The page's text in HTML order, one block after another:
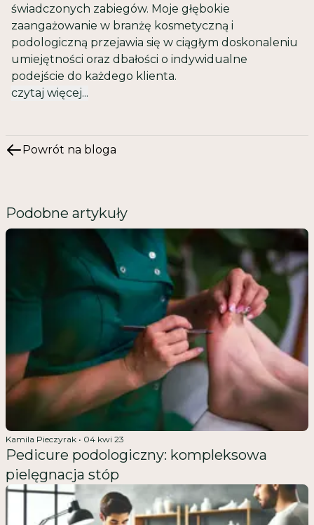
świadczonych zabiegów. Moje głębokie
zaangażowanie w branżę kosmetyczną i
podologiczną przejawia się w ciągłym doskonaleniu
umiejętności oraz dbałości o indywidualne
podejście do każdego klienta.
czytaj więcej...
Powrót na bloga
Podobne artykuły
Kamila Pieczyrak • 04 kwi 23
Pedicure podologiczny: kompleksowa
pielęgnacja stóp